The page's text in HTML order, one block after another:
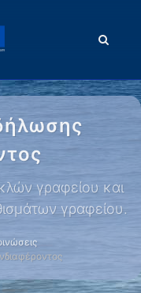
γραφείου και
γραφείου.